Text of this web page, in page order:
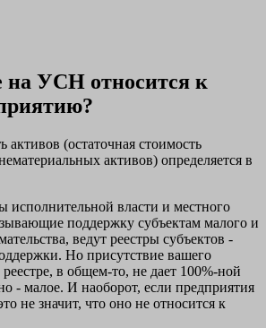
на УСН относится к
активов (остаточная стоимость
активов) определяется в
власти и местного
поддержку субъектам малого и
ведут реестры субъектов -
Но присутствие вашего
в общем-то, не дает 100%-ной
- малое. И наоборот, если предприятия
не значит, что оно не относится к